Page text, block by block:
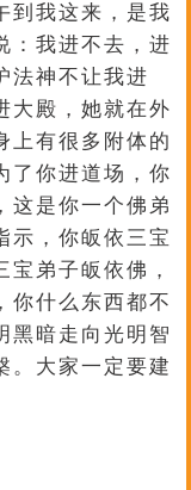
到我这来，是我
：我进不去，进
法神不让我进
大殿，她就在外
上有很多附体的
了你进道场，你
这是你一个佛弟
示，你皈依三宝
弟子皈依佛，
你什么东西都不
黑暗走向光明智
。大家一定要建